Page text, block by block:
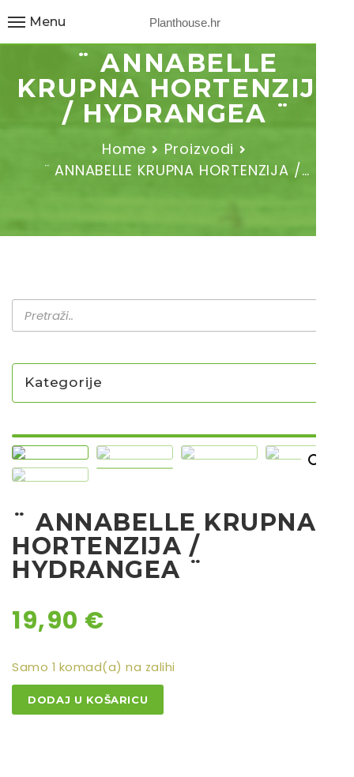
Planthouse.hr
Menu
¨ ANNABELLE
KRUPNA HORTENZIJA
/ HYDRANGEA ¨
Home
Proizvodi
¨ ANNABELLE KRUPNA HORTENZIJA /…
Kategorije
SADNICE
GRMOVI/DRVEĆE
HIT SEZONE*** VRTNI SLJEZOVI
UKRASNE TRAVE
LJEKOVITO I ZAČINSKO
Sjeme
Sjeme povrća
¨ ANNABELLE KRUPNA
HORTENZIJA /
HYDRANGEA ¨
19,90 €
Samo 1 komad(a) na zalihi
¨
ANNABELLE
KRUPNA
DODAJ U KOŠARICU